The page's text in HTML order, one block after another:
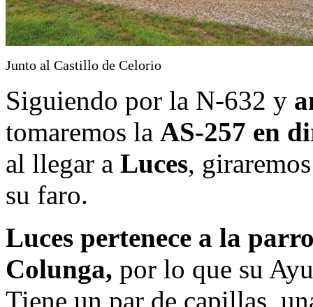
Junto al Castillo de Celorio
Siguiendo por la N-632 y
tomaremos la AS-257 en
al llegar a Luces,
su faro.
Luces pertenece a la
Colunga, por lo que su
Tiene un par de capillas,